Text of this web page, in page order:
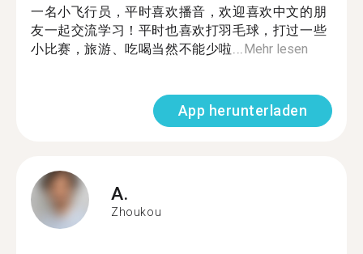
一名小飞行员，平时喜欢播音，欢迎喜欢中文的朋
友一起交流学习！平时也喜欢打羽毛球，打过一些
小比赛，旅游、吃喝当然不能少啦... Mehr lesen
App herunterladen
A.
Zhoukou